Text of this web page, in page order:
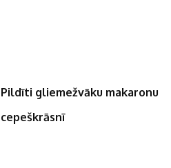
Pildīti gliemežvāku makaronu
cepeškrāsnī